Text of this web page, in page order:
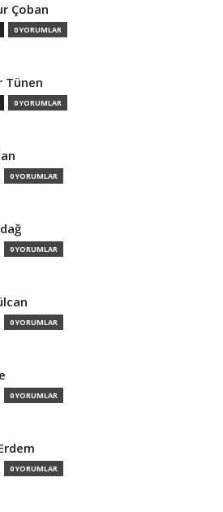
Çoban
0 YORUMLAR
Tünen
0 YORUMLAR
0 YORUMLAR
0 YORUMLAR
0 YORUMLAR
0 YORUMLAR
0 YORUMLAR